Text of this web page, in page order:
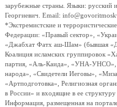
зарубежные страны. Языки: русский
Георгиевич. Email:
*Экстремистские и
Федерации: «Правый сектор»,
«Джабхат Фатх аш-Шам» (бывшая
Коалиция исламских группировок
партия, «Аль-Каида», «УНА-УНСО»,
народа», «Свидетели Иеговы»,
«Артподготовка», Религиозная
в России» и входящие в ее
Информация, размещенная на